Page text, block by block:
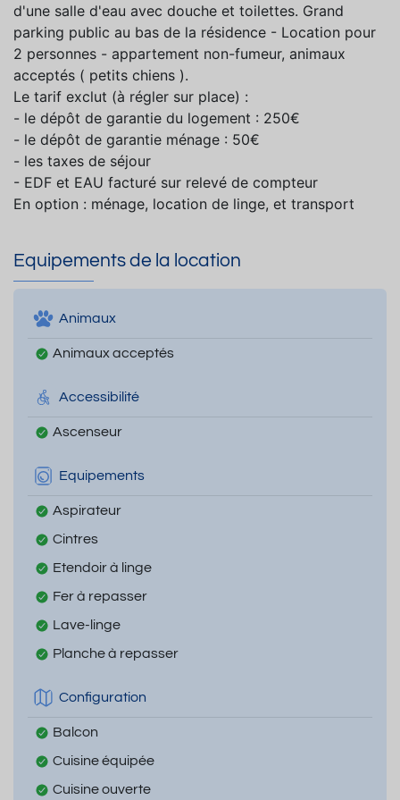
d'une salle d'eau avec douche et toilettes. Grand
parking public au bas de la résidence - Location pour
2 personnes - appartement non-fumeur, animaux
acceptés ( petits chiens ).
Le tarif exclut (à régler sur place) :
- le dépôt de garantie du logement : 250€
- le dépôt de garantie ménage : 50€
- les taxes de séjour
- EDF et EAU facturé sur relevé de compteur
En option : ménage, location de linge, et transport
Equipements de la location
Animaux
Animaux acceptés
Accessibilité
Ascenseur
Equipements
Aspirateur
Cintres
Etendoir à linge
Fer à repasser
Lave-linge
Planche à repasser
Configuration
Balcon
Cuisine équipée
Cuisine ouverte